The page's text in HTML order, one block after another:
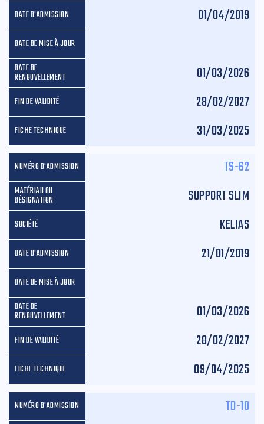
01/04/2019
01/03/2026
28/02/2027
31/03/2025
TS-62
SUPPORT SLIM
KELIAS
21/01/2019
01/03/2026
28/02/2027
09/04/2025
TD-10